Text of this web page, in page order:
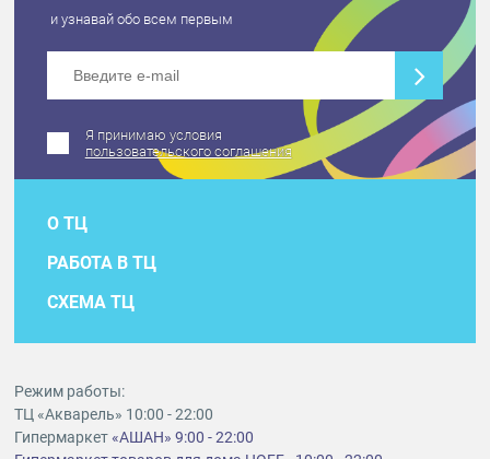
и узнавай обо всем первым
Я принимаю условия
пользовательского соглашения
О ТЦ
РАБОТА В ТЦ
СХЕМА ТЦ
Режим работы:
ТЦ «Акварель» 10:00 - 22:00
Гипермаркет«АШАН» 9:00 - 22:00